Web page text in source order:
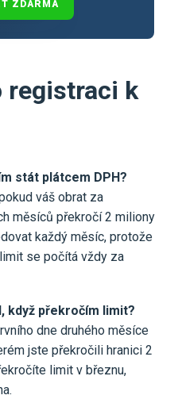
ZDARMA
registraci k
stát plátcem DPH?
váš obrat za
měsíců překročí 2 miliony
každý měsíc, protože
se počítá vždy za
když překročím limit?
dne druhého měsíce
jste překročili hranici 2
limit v březnu,